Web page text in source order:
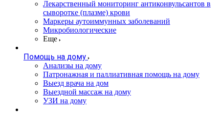
Лекарственный мониторинг антиконвульсантов в
сыворотке (плазме) крови
Маркеры аутоиммунных заболеваний
Микробиологические
Еще
Помощь на дому
Анализы на дому
Патронажная и паллиативная помощь на дому
Выезд врача на дом
Выездной массаж на дому
УЗИ на дому